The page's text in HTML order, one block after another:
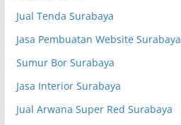
Jual Tenda Surabaya
Jasa Pembuatan Website Surabaya
Sumur Bor Surabaya
Jasa Interior Surabaya
Jual Arwana Super Red Surabaya